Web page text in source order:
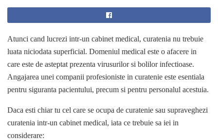
Atunci cand lucrezi intr-un cabinet medical, curatenia nu trebuie
luata niciodata superficial. Domeniul medical este o afacere in
care este de asteptat prezenta virusurilor si bolilor infectioase.
Angajarea unei companii profesioniste in curatenie este esentiala
pentru siguranta pacientului, precum si pentru personalul acestuia.
Daca esti chiar tu cel care se ocupa de curatenie sau supraveghezi
curatenia intr-un cabinet medical, iata ce trebuie sa iei in
considerare: